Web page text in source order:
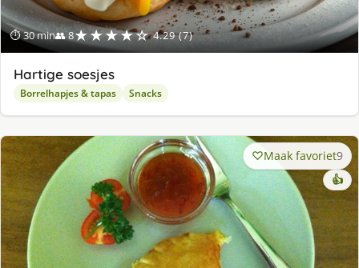
⏱ 30 min👥 8★★★★☆ 4.29 (7)
Hartige soesjes
Borrelhapjes & tapas Snacks
Maak favoriet9
👍